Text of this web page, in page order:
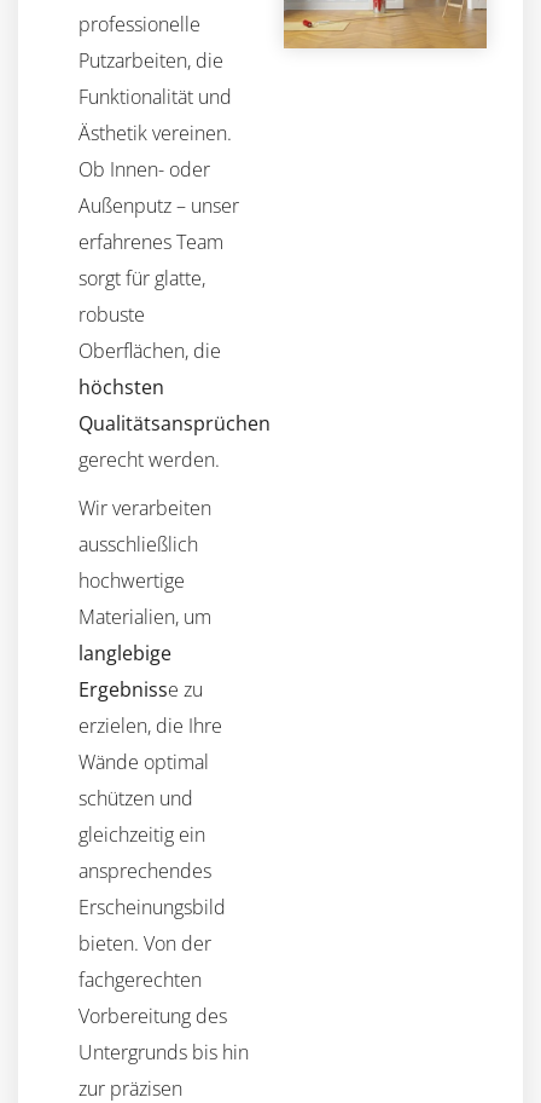
professionelle
Putzarbeiten, die
Funktionalität und
Ästhetik vereinen.
Ob Innen- oder
Außenputz – unser
erfahrenes Team
sorgt für glatte,
robuste
Oberflächen, die
höchsten
Qualitätsansprüchen
gerecht werden.
Wir verarbeiten
ausschließlich
hochwertige
Materialien, um
langlebige
Ergebnisse zu
erzielen, die Ihre
Wände optimal
schützen und
gleichzeitig ein
ansprechendes
Erscheinungsbild
bieten. Von der
fachgerechten
Vorbereitung des
Untergrunds bis hin
zur präzisen